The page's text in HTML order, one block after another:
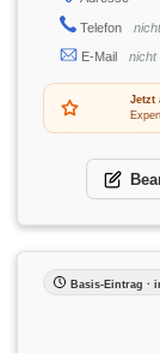
Telefon
E-Mail
nicht
Jetzt
Basis-Eintrag ·